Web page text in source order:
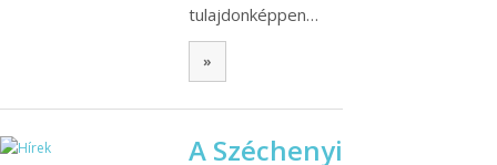
tulajdonképpen…
»
A Széchenyi